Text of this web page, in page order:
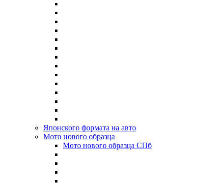
Японского формата на авто
Мото нового образца
Мото нового образца СПб